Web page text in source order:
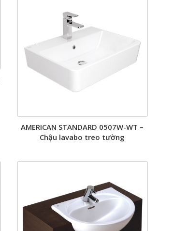
AMERICAN STANDARD 0507W-WT –
Chậu lavabo treo tường